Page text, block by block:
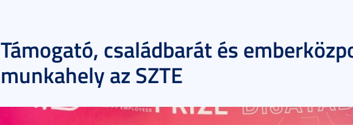
Támogató, családbarát és
munkahely az SZTE